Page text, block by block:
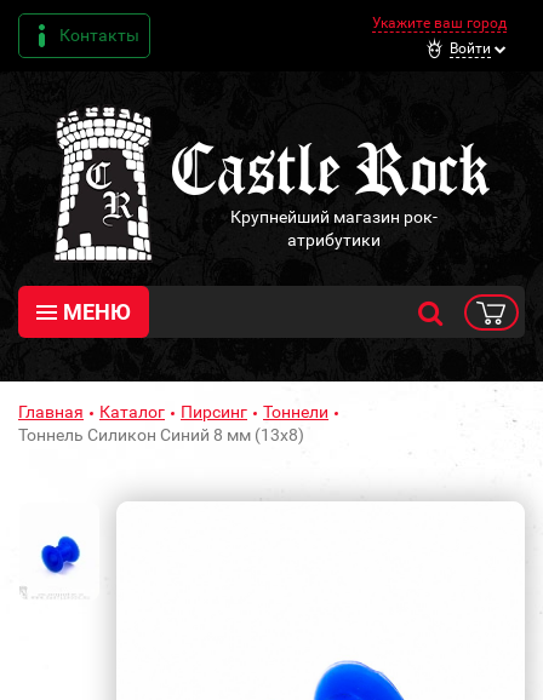
Контакты
Укажите ваш город
Войти
Крупнейший магазин рок-
атрибутики
МЕНЮ
Главная Каталог Пирсинг
Тоннели
Тоннель Силикон Синий 8 мм (13х8)